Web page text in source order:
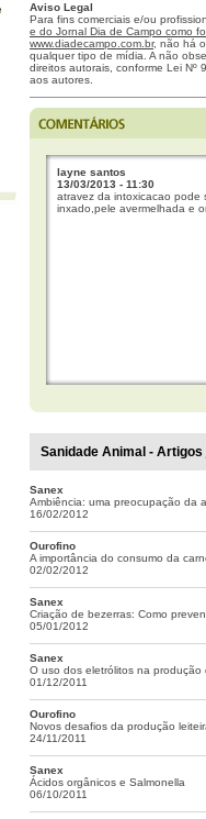
Aviso Legal
Para fins comerciais e/ou
e do Jornal Dia de Campo como
www.diadecampo.com.br, não há
qualquer tipo de mídia. A não
direitos autorais, conforme Lei Nº
aos autores.
layne santos
13/03/2013 - 11:30
atravez da intoxicacao pode
inxado,pele avermelhada e
Sanidade Animal - Artigos
Sanex
Ambiência: uma preocupação da
16/02/2012
Ourofino
A importância do consumo da
02/02/2012
Sanex
Criação de bezerras: Como
05/01/2012
Sanex
O uso dos eletrólitos na produção
01/12/2011
Ourofino
Novos desafios da produção
24/11/2011
Sanex
Ácidos orgânicos e Salmonella
06/10/2011